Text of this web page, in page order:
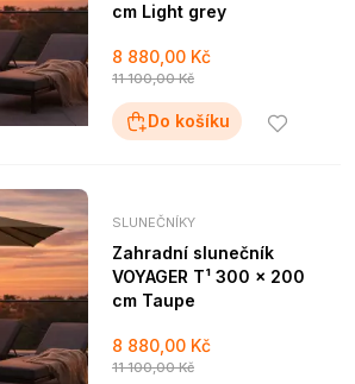
cm Light grey
8 880,00 Kč
11 100,00 Kč
Do košíku
SLUNEČNÍKY
Zahradní slunečník
VOYAGER T¹ 300 x 200
cm Taupe
8 880,00 Kč
11 100,00 Kč